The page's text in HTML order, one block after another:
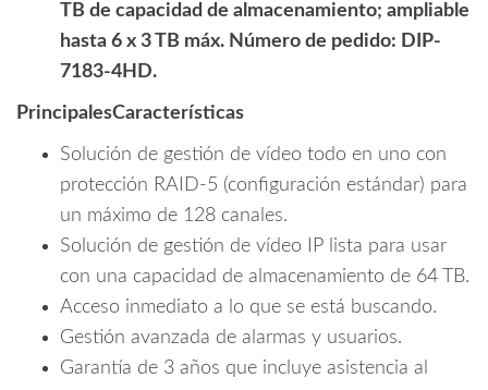
TB de capacidad de almacenamiento; ampliable
hasta 6 x 3 TB máx. Número de pedido: DIP-
7183-4HD.
PrincipalesCaracterísticas
Solución de gestión de vídeo todo en uno con
protección RAID-5 (configuración estándar) para
un máximo de 128 canales.
Solución de gestión de vídeo IP lista para usar
con una capacidad de almacenamiento de 64 TB.
Acceso inmediato a lo que se está buscando.
Gestión avanzada de alarmas y usuarios.
Garantía de 3 años que incluye asistencia al